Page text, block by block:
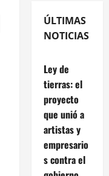
Threads
ÚLTIMAS
NOTICIAS
Ley de
tierras: el
proyecto
que unió a
artistas y
empresario
s contra el